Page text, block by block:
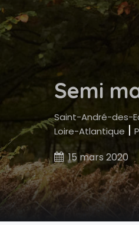
Semi
Saint-André-des-
Loire-Atlantique |
15 mars 2020